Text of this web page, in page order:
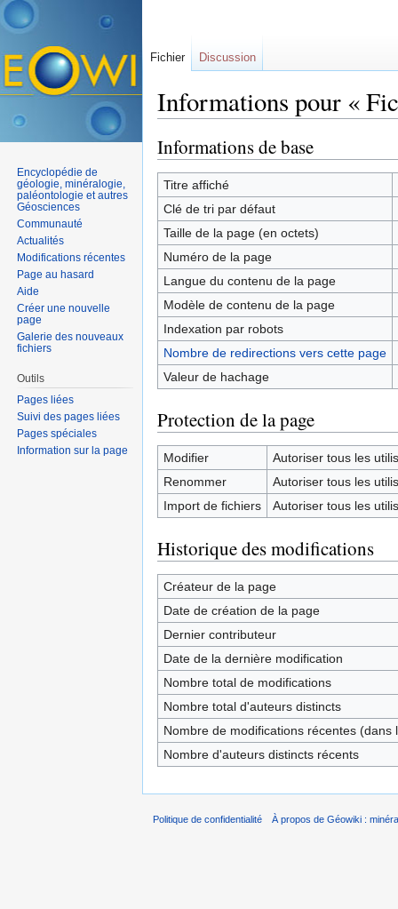
Informations pour «
Informations de base
Titre affiché
Clé de tri par défaut
Taille de la page (en octets)
Numéro de la page
Langue du contenu de la page
Modèle de contenu de la page
Indexation par robots
Nombre de redirections vers cette page
Valeur de hachage
Protection de la page
Modifier
Autoriser tous les
Renommer
Autoriser tous les
Import de fichiers
Autoriser tous les
Historique des modifications
Créateur de la page
Date de création de la page
Dernier contributeur
Date de la dernière modification
Nombre total de modifications
Nombre total d'auteurs distincts
Nombre de modifications récentes (dans
Nombre d'auteurs distincts récents
Fichier Discussion
Encyclopédie de
géologie, minéralogie,
paléontologie et autres
Géosciences
Communauté
Actualités
Modifications récentes
Page au hasard
Aide
Créer une nouvelle
page
Galerie des nouveaux
fichiers
Outils
Pages liées
Suivi des pages liées
Pages spéciales
Information sur la page
Politique de confidentialité À propos de Géowiki :